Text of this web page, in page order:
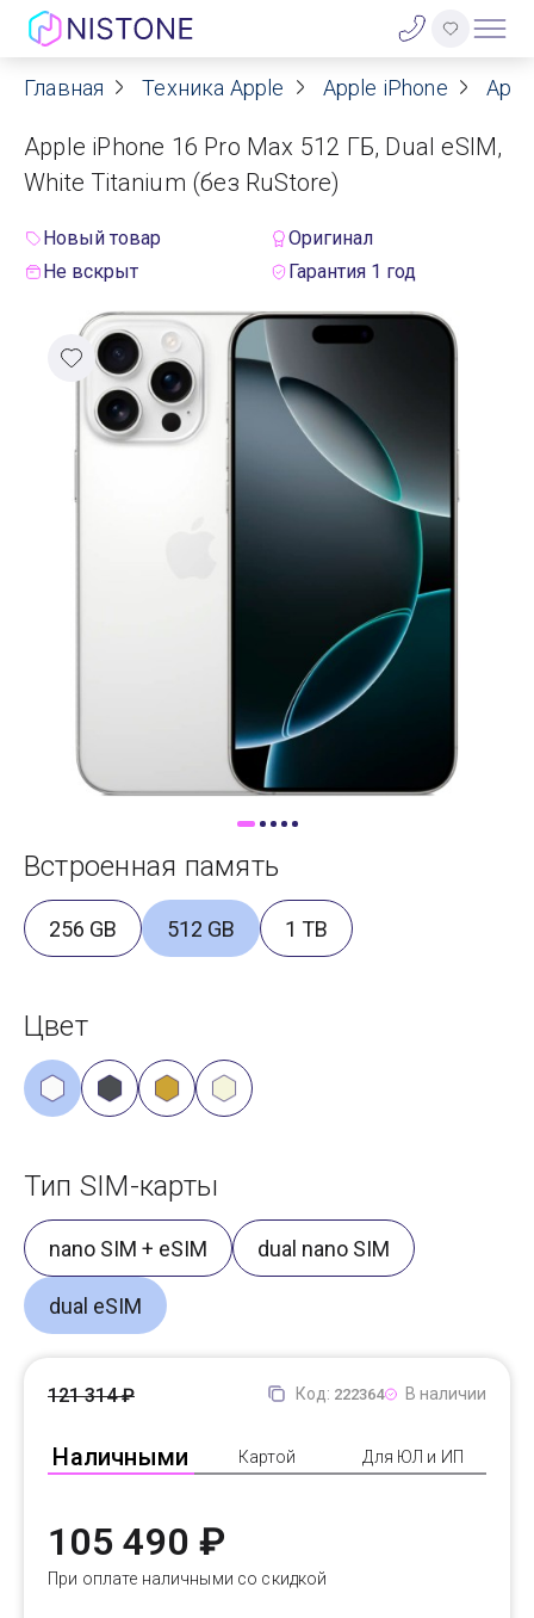
Акции
О нас
Договор оферты
Реквизиты
Контакты
Главная Техника Apple Apple iPhone
Apple iPhone 16 Pro Max 512 ГБ, Dual eSIM,
White Titanium (без RuStore)
Новый товар
Оригинал
Не вскрыт
Гарантия 1 год
Встроенная память
256 GB 512 GB 1 TB
Цвет
Тип SIM-карты
nano SIM + eSIM dual nano SIM
dual eSIM
Код: 222364 В наличии
Наличными Картой Для ЮЛ и ИП
121 314 ₽
105 490 ₽
При оплате наличными со скидкой